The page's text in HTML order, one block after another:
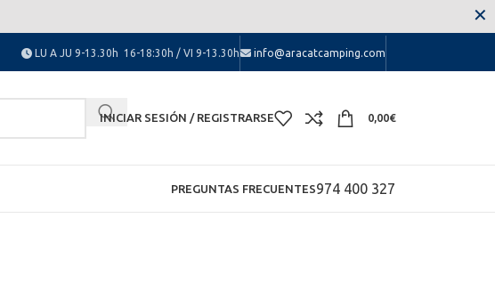
Disculpen las molestias.
LU A JU 9-13.30h 16-18:30h / VI 9-13.30h info@aracatcamping.com
INICIAR SESIÓN / REGISTRARSE 0,00€
PREGUNTAS FRECUENTES974 400 327
✕